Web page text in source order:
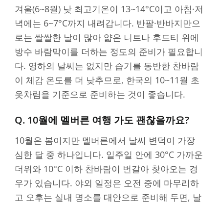
겨울(6~8월) 낮 최고기온이 13~14°C이고 아침·저
녁에는 6~7°C까지 내려갑니다. 반팔·반바지만으
로는 쌀쌀한 날이 많아 얇은 니트나 후드티 위에
방수 바람막이를 더하는 정도의 준비가 필요합니
다. 영하의 날씨는 없지만 습기를 동반한 찬바람
이 체감 온도를 더 낮추므로, 한국의 10~11월 초
옷차림을 기준으로 준비하는 것이 좋습니다.
Q. 10월에 멜버른 여행 가도 괜찮을까요?
10월은 봄이지만 멜버른에서 날씨 변덕이 가장
심한 달 중 하나입니다. 일주일 안에 30°C 가까운
더위와 10°C 이하 찬바람이 번갈아 찾아오는 경
우가 있습니다. 야외 일정은 오전 중에 마무리하
고 오후는 실내 명소를 대안으로 준비해 두면, 날